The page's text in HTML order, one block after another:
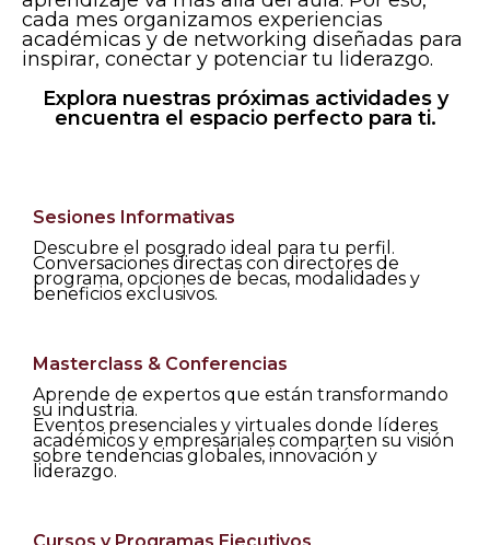
cada mes organizamos experiencias
académicas y de networking diseñadas para
inspirar, conectar y potenciar tu liderazgo.
Explora nuestras próximas actividades y
encuentra el espacio perfecto para ti.
Sesiones Informativas
Descubre el posgrado ideal para tu perfil.
Conversaciones directas con directores de
programa, opciones de becas, modalidades y
beneficios exclusivos.
Masterclass & Conferencias
Aprende de expertos que están transformando
su industria.
Eventos presenciales y virtuales donde líderes
académicos y empresariales comparten su visión
sobre tendencias globales, innovación y
liderazgo.